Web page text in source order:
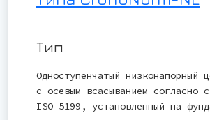
Тип
Одноступенчатый низконапорный
с осевым всасыванием согласно
ISO 5199, установленный на